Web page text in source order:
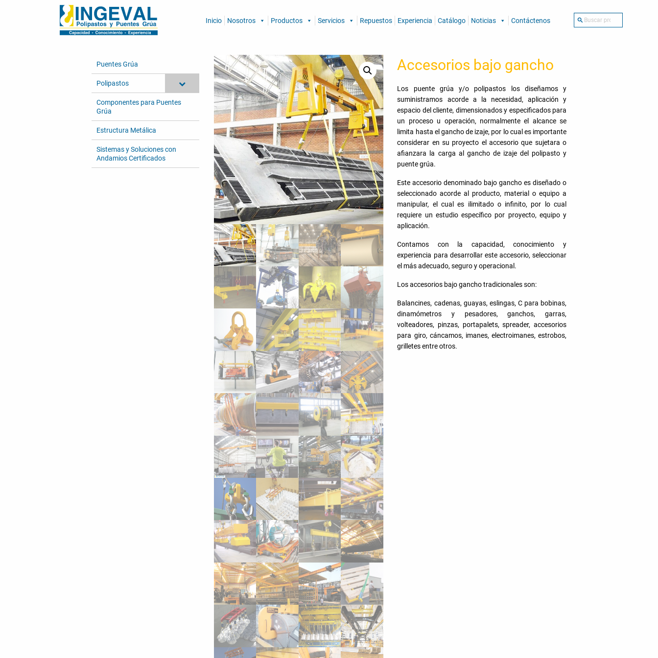
Inicio Nosotros Productos Servicios Repuestos Experiencia Catálogo Noticias Contáctenos
Buscar
Puentes Grúa
Polipastos
Componentes para Puentes
Grúa
Estructura Metálica
Sistemas y Soluciones con
Andamios Certificados
Accesorios bajo gancho
Los puente grúa y/o polipastos los diseñamos y
suministramos acorde a la necesidad, aplicación y
espacio del cliente, dimensionados y especificados para
un proceso u operación, normalmente el alcance se
limita hasta el gancho de izaje, por lo cual es importante
considerar en su proyecto el accesorio que sujetara o
afianzara la carga al gancho de izaje del polipasto y
puente grúa.
Este accesorio denominado bajo gancho es diseñado o
seleccionado acorde al producto, material o equipo a
manipular, el cual es ilimitado o infinito, por lo cual
requiere un estudio específico por proyecto, equipo y
aplicación.
Contamos con la capacidad, conocimiento y
experiencia para desarrollar este accesorio, seleccionar
el más adecuado, seguro y operacional.
Los accesorios bajo gancho tradicionales son:
Balancines, cadenas, guayas, eslingas, C para bobinas,
dinamómetros y pesadores, ganchos, garras,
volteadores, pinzas, portapalets, spreader, accesorios
para giro, cáncamos, imanes, electroimanes, estrobos,
grilletes entre otros.